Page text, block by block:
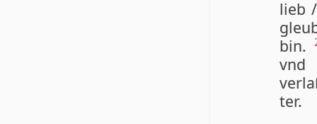
lieb
bin.
vnd
ter.